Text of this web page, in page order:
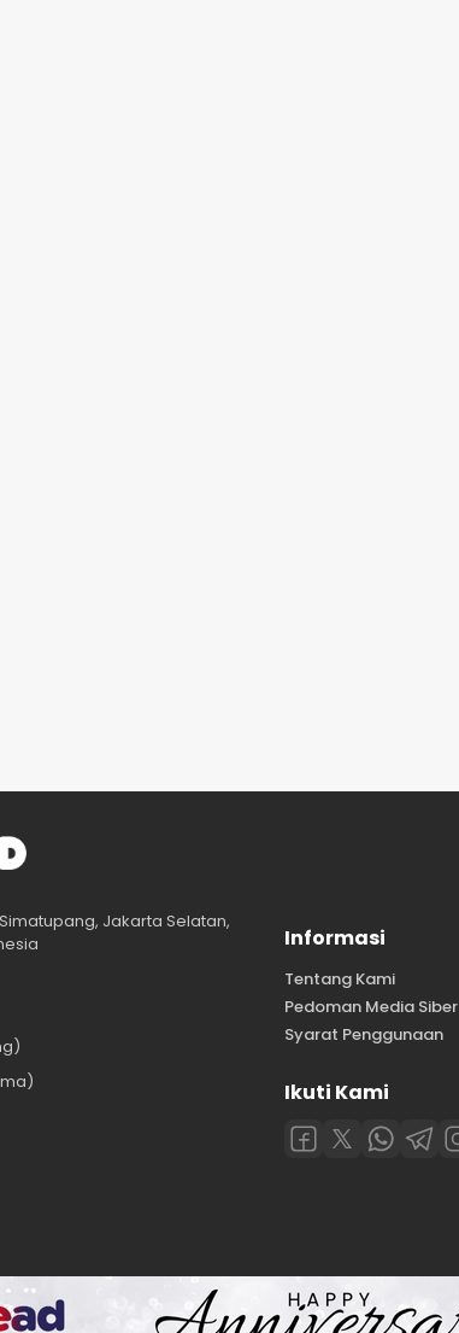
Jakarta Selatan,
Informasi
Tentang Kami
Pedoman Media Siber
Syarat Penggunaan
Ikuti Kami
rights reserved.